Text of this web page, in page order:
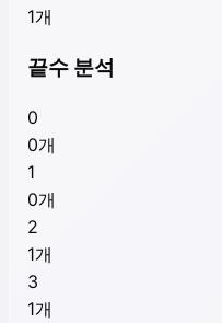
1개
끝수 분석
0
0개
1
0개
2
1개
3
1개